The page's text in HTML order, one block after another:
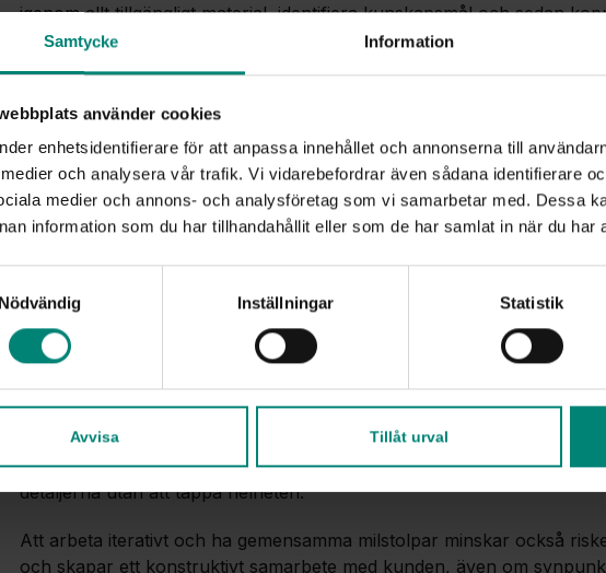
Samtycke Information
använder cookies
enhetsidentifierare för att anpassa innehållet och annonserna till
och analysera vår trafik. Vi vidarebefordrar även sådana identifierare
medier och annons- och analysföretag som vi samarbetar med. Dessa
information som du har tillhandahållit eller som de har samlat in när du har
Nödvändig
Inställningar Statistik
Avvisa Tillåt urval
igenom allt tillgängligt material, identifiera kunskapsmål och sedan
mål. Därefter destillerar han ner materialet till ett tydligt, pedagogiskt
mellan text, bild, interaktivitet och video.
“Ibland är det tydligt att en del passar bäst som film, en annan som
en rytm och variation, annars tappar vi användaren.”
Kapitelindelning och struktur växer ofta fram successivt i takt med att
på plats. Det är ett hantverk som kräver både kreativitet och
Lexicon Interactive arbetar enligt en etablerad produktionsprocess
beslutspunkter. Det innebär att alla vet när och hur innehållet ska
grovmanus till färdigt utbildningsmaterial. För Hiwa innebär det
“Har man ett skelett på plats, då har man kommit väldigt långt. Då
detaljerna utan att tappa helheten.”
Att arbeta iterativt och ha gemensamma milstolpar minskar också
och skapar ett konstruktivt samarbete med kunden, även om